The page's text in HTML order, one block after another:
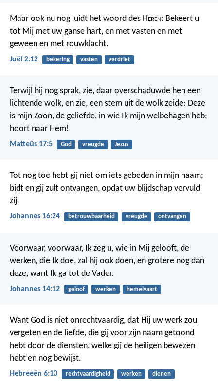
Maar ook nu nog luidt het woord des Heren: Bekeert u
tot Mij met uw ganse hart, en met vasten en met
geween en met rouwklacht.
Joël 2:12 bekering vasten verdriet
Terwijl hij nog sprak, zie, daar overschaduwde hen een
lichtende wolk, en zie, een stem uit de wolk zeide: Deze
is mijn Zoon, de geliefde, in wie Ik mijn welbehagen heb;
hoort naar Hem!
Matteüs 17:5 God vreugde Jezus
Tot nog toe hebt gij niet om iets gebeden in mijn naam;
bidt en gij zult ontvangen, opdat uw blijdschap vervuld
zij.
Johannes 16:24 betrouwbaarheid vreugde ontvangen
Voorwaar, voorwaar, Ik zeg u, wie in Mij gelooft, de
werken, die Ik doe, zal hij ook doen, en grotere nog dan
deze, want Ik ga tot de Vader.
Johannes 14:12 geloof werken hemelvaart
Want God is niet onrechtvaardig, dat Hij uw werk zou
vergeten en de liefde, die gij voor zijn naam getoond
hebt door de diensten, welke gij de heiligen bewezen
hebt en nog bewijst.
Hebreeën 6:10 rechtvaardigheid werken dienen